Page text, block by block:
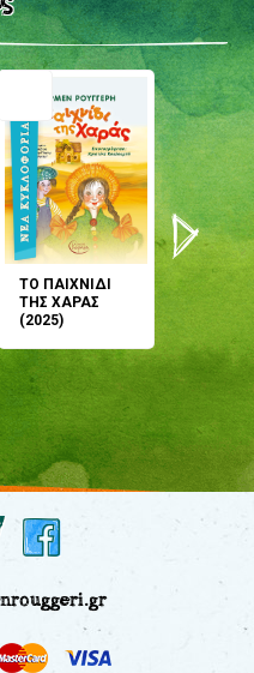
ΤΟ ΠΑΙΧΝΙΔΙ
ΤΗΣ ΧΑΡΑΣ
(2025)
μου;
(2024)